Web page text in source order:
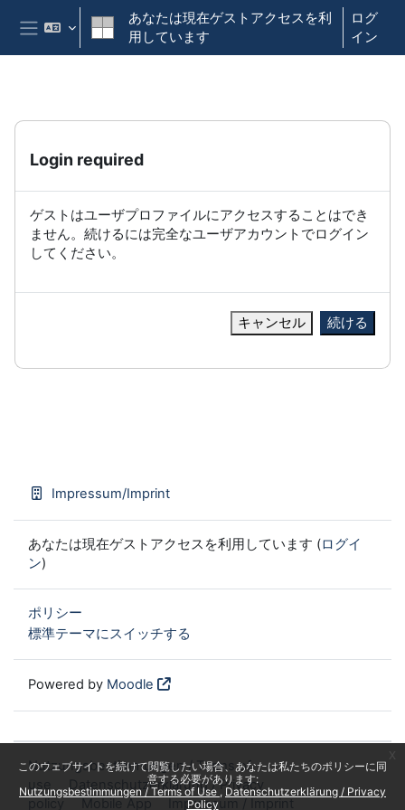
メインコンテンツへスキップする
このウェブサイトを続けて閲覧したい場合、あなたは私たちのポリシーに同
意する必要があります:
Nutzungsbestimmungen / Terms of Use
Datenschutzerklärung / Privacy
Policy
サイドパネル
あなたは現在ゲストアクセスを利
用しています
ログ
イン
Login required
ゲストはユーザプロファイルにアクセスすることはでき
ません。続けるには完全なユーザアカウントでログイン
してください。
キャンセル 続ける
Impressum/Imprint
あなたは現在ゲストアクセスを利用しています (ログイ
ン)
ポリシー
標準テーマにスイッチする
Powered by Moodle
Nutzungsbestimmungen / Terms of
use
Datenschutzerklärung / Privacy
policy
Mobile App Impressum / Imprint